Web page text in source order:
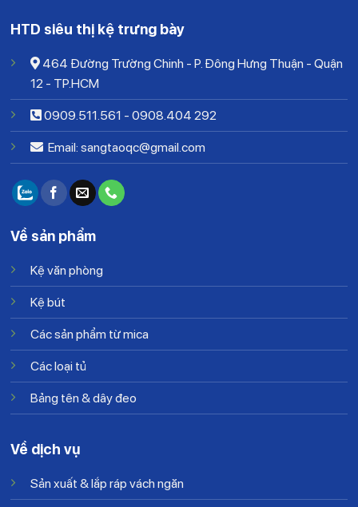
HTD siêu thị kệ trưng bày
464 Đường Trường Chinh - P. Đông Hưng Thuận - Quận
12 - TP.HCM
0909.511.561 - 0908.404 292
Email: sangtaoqc@gmail.com
Về sản phẩm
Kệ văn phòng
Kệ bút
Các sản phẩm từ mica
Các loại tủ
Bảng tên & dây đeo
Về dịch vụ
Sản xuất & lắp ráp vách ngăn